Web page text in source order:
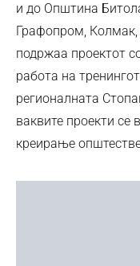
и до Општина
Графопром,
подржаа проектот
работа на
регионалната
ваквите проекти се
креирање